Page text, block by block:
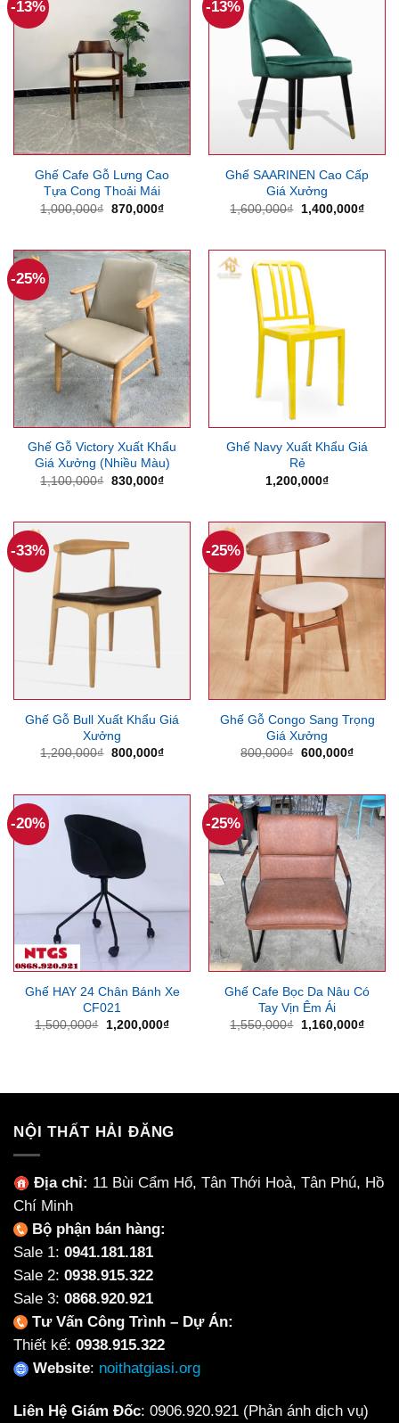
-13%
Ghế Cafe Gỗ Lưng Cao
Tựa Cong Thoải Mái
1,000,000₫ Giá
870,000₫Giá
870,000₫.
-13%
Ghế SAARINEN Cao Cấp
Giá Xưởng
1,600,000₫
Giá
gốc
1,400,000₫Giá
-25%
Ghế Gỗ Victory Xuất Khẩu
Giá Xưởng (Nhiều Màu)
1,100,000₫ Giá
830,000₫Giá
830,000₫.
Ghế Navy Xuất Khẩu Giá
Rẻ
1,200,000₫
-33%
Ghế Gỗ Bull Xuất Khẩu Giá
Xưởng
1,200,000₫ Giá
800,000₫Giá
800,000₫.
-25%
Ghế Gỗ Congo Sang Trọng
Giá Xưởng
800,000₫ Giá
600,000₫Giá
-20%
Ghế HAY 24 Chân Bánh Xe
CF021
1,500,000₫
Giá
1,200,000₫Giá
-25%
Ghế Cafe Bọc Da Nâu Có
Tay Vịn Êm Ái
1,550,000₫
Giá
1,160,000₫Giá
NỘI THẤT HẢI ĐĂNG
Địa chỉ: 11 Bùi Cẩm Hổ, Tân Thới Hoà, Tân Phú, Hồ
Chí Minh
Bộ phận bán hàng:
Sale 1: 0941.181.181
Sale 2: 0938.915.322
Sale 3: 0868.920.921
Tư Vấn Công Trình – Dự Án:
Thiết kế: 0938.915.322
Website: noithatgiasi.org
Liên Hệ Giám Đốc: 0906.920.921 (Phản ánh dịch vụ)